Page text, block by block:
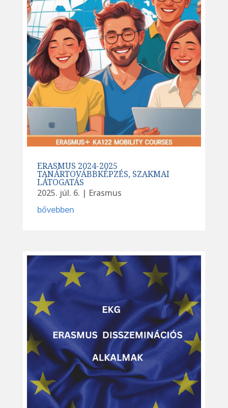
ERASMUS 2024-2025
TANÁRTOVÁBBKÉPZÉS, SZAKMAI
LÁTOGATÁS
2025. júl. 6. | Erasmus
bővebben